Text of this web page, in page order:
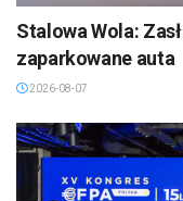
Stalowa Wola:
zaparkowane auta
2026-08-07